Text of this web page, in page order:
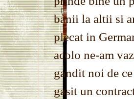
banii la altii si
plecat in
acolo ne-am
gandit noi de
gasit un